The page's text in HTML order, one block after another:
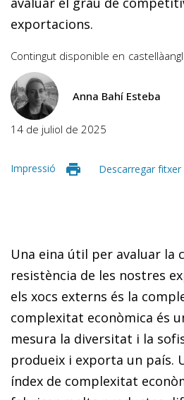
exportacions.
Contingut disponible en castellà
Anna Bahí Esteba
14 de juliol de 2025
Impressió Descarregar fitxer
Una eina útil per avaluar la
resistència de les nostres
els xocs externs és la
complexitat econòmica és
mesura la diversitat i la
produeix i exporta un país.
índex de complexitat